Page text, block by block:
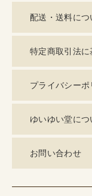
配送・送料につ
特定商取引法
プライバシーポ
ゆいゆい堂につ
お問い合わせ